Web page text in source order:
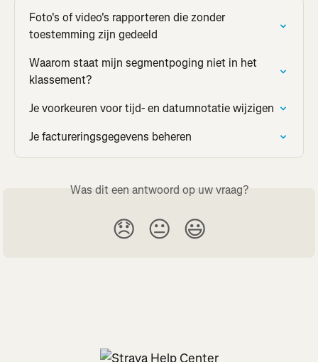
Foto's of video's rapporteren die zonder
toestemming zijn gedeeld
Waarom staat mijn segmentpoging niet in het
klassement?
Je voorkeuren voor tijd- en datumnotatie wijzigen
Je factureringsgegevens beheren
Was dit een antwoord op uw vraag?
😞 😐 😃